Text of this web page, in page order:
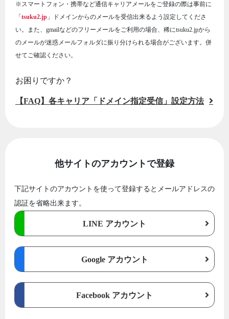
※スマートフォン・携帯など通信キャリアメールをご登録の際は事前に
「 tsuku2.jp 」ドメインからのメールを受信出来るよう設定してくださ
い。また、gmailなどのフリーメールをご利用の場合、稀にtsuku2.jpから
のメールが迷惑メールフォルダに振り分けられる場合がございます。併
せてご確認ください。
お困りですか？
【FAQ】各キャリア「ドメイン指定受信」設定方法
他サイトのアカウントで登録
下記サイトのアカウントを使って登録するとメールアドレスの
認証を省略出来ます。
LINE アカウント
Google アカウント
Facebook アカウント